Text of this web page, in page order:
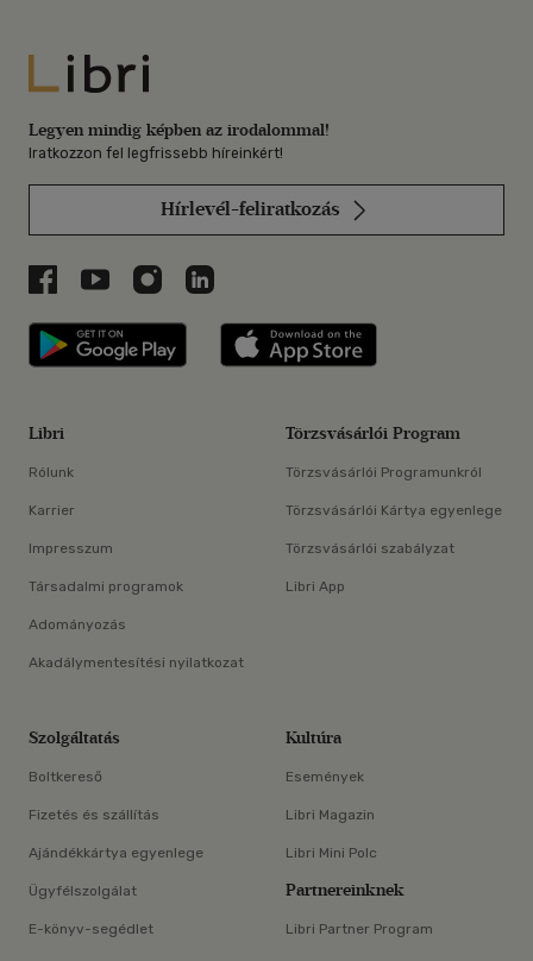
Libri
Legyen mindig képben az irodalommal!
Iratkozzon fel legfrissebb híreinkért!
Hírlevél-feliratkozás
Libri a Facebookon
Libri a Youtube-on
Libri az Instagramon
Libri a LinkedInen
Libri applikáció Szerezd meg: Google
Libri
Rólunk
Karrier
Impresszum
Társadalmi programok
Adományozás
Akadálymentesítési nyilatkozat
Törzsvásárlói Program
Törzsvásárlói Programunkról
Törzsvásárlói Kártya egyenlege
Törzsvásárlói szabályzat
Libri App
Szolgáltatás
Boltkereső
Fizetés és szállítás
Ajándékkártya egyenlege
Ügyfélszolgálat
E-könyv-segédlet
Kultúra
Események
Libri Magazin
Libri Mini Polc
Partnereinknek
Libri Partner Program